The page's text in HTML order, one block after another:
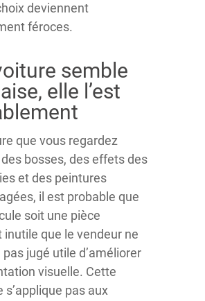
deviennent
féroces.
semble
elle l’est
que vous regardez
bosses, des effets des
et des peintures
il est probable que
soit une pièce
que le vendeur ne
pas jugé utile d’améliorer
visuelle. Cette
s’applique pas aux